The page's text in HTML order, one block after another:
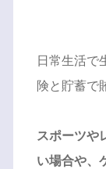
日常生活で
険と貯蓄で
スポーツや
い場合や、